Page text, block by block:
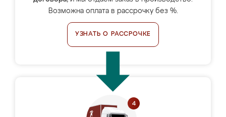
Возможна оплата в рассрочку без %.
УЗНАТЬ О РАССРОЧКЕ